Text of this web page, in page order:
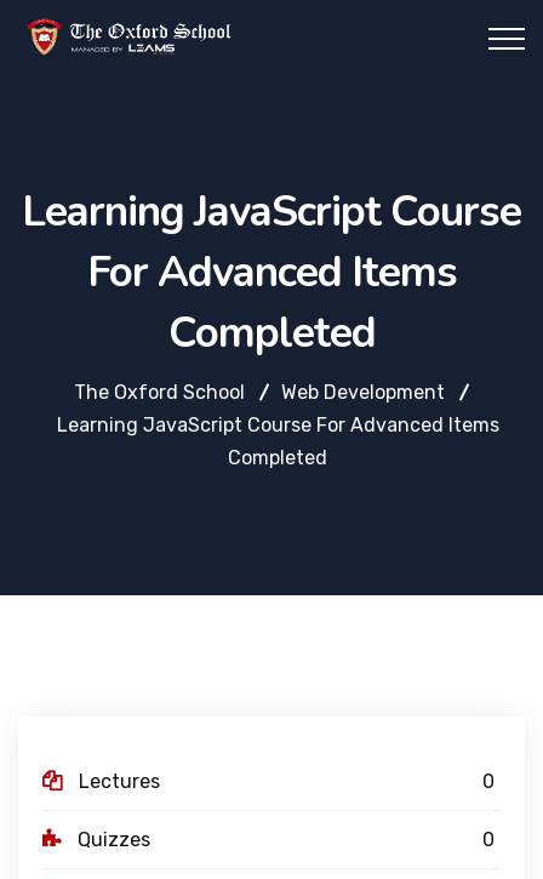
Learning JavaScript Course
For Advanced Items
Completed
The Oxford School
Web Development
Learning JavaScript Course For Advanced Items
Completed
Lectures 0
Quizzes 0